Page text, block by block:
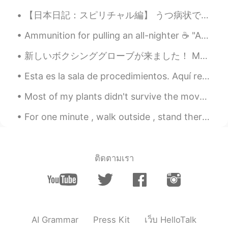
JP EN
@Lee リー I know 😊 the glacier looks
visit to north island next time if you have
Yes, correct. I took a road trip
Sounds. NZ is truly beautiful.
【日本日記：スピリチャル編】 うつ病状で仕事を辞めたとき、友達がスピリチャル系の先生を勧めて来た。水晶やパワーストーンが日常茶飯事な世界。雨を止める事も出来る！鬱もパワーで治ること請け合いと言...
Ammunition for pulling an all-nighter ☕ "ALL-NIGHTER" = a time when you stay up all night for an...
新しいボクシンググローブが来ました！ My new boxing gloves are here! 色をとても気に入っています! I really love the color! 早く使い...
Esta es la sala de procedimientos. Aquí realizamos una biopsia de tiroides, que es clave para de...
Most of my plants didn't survive the move to my new place. But, I'm so happy see to see my babie...
For one minute , walk outside , stand there in silence , look up at the sky and contemplate how ...
ติดตามเรา
AI Grammar Press Kit เว็บ HelloTalk